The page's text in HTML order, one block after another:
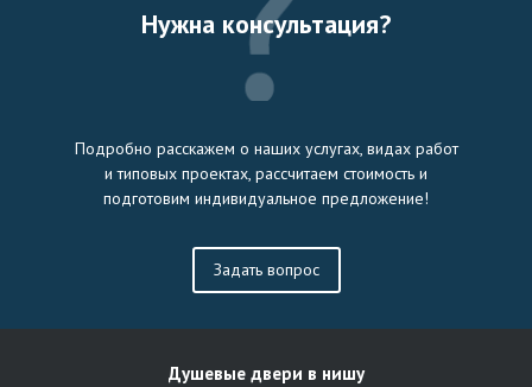
Нужна консультация?
Подробно расскажем о наших услугах, видах работ
и типовых проектах, рассчитаем стоимость и
подготовим индивидуальное предложение!
Задать вопрос
Душевые двери в нишу